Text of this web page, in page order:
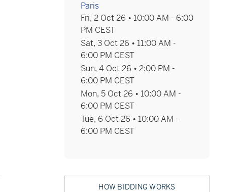
Paris
Fri, 2 Oct 26 • 10:00 AM - 6:00
PM CEST
Sat, 3 Oct 26 • 11:00 AM -
6:00 PM CEST
Sun, 4 Oct 26 • 2:00 PM -
6:00 PM CEST
Mon, 5 Oct 26 • 10:00 AM -
6:00 PM CEST
Tue, 6 Oct 26 • 10:00 AM -
6:00 PM CEST
HOW BIDDING WORKS